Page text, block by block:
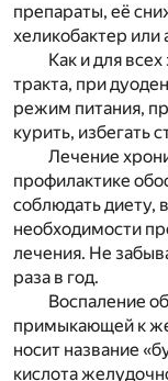
препараты, её
хеликобактер или
Как и для
тракта, при
режим питания,
курить, избегать
Лечение
профилактике
соблюдать диету,
необходимости
лечения. Не
раза в год.
Воспаление
примыкающей к
носит название
кислота